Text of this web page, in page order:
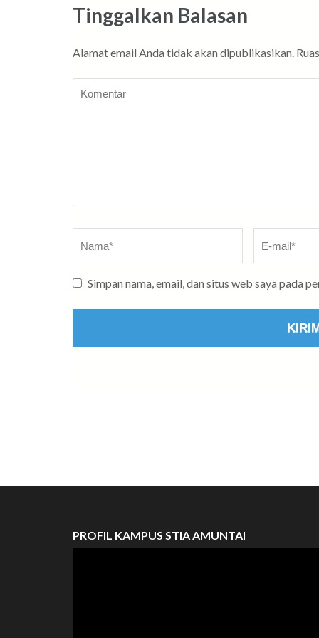
Tinggalkan Balasan
Alamat email Anda tidak akan dipublikasikan.
mail*
Simpan nama, email, dan situs web saya pada
PROFIL KAMPUS STIA AMUNTAI